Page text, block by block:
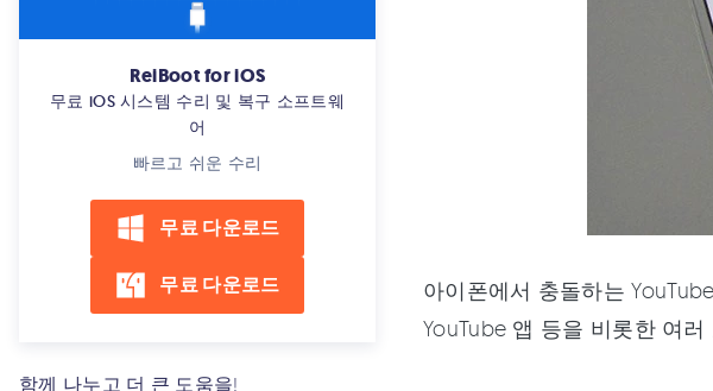
ReiBoot for iOS
무료 iOS 시스템 수리 및 복구 소프트웨
어
빠르고 쉬운 수리
무료 다운로드
무료 다운로드
함께 나누고 더 큰 도움을!
아이폰에서 충돌하는
YouTube 앱 등을 비롯한 여